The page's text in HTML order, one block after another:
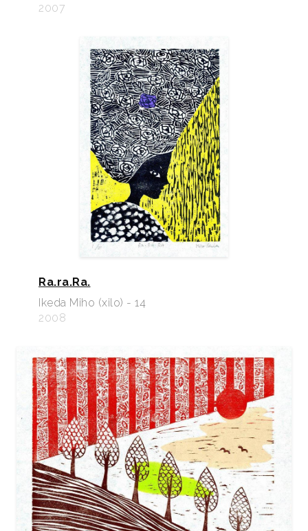
2007
Ra.ra.Ra.
Ikeda Miho (xilo) - 14
2008